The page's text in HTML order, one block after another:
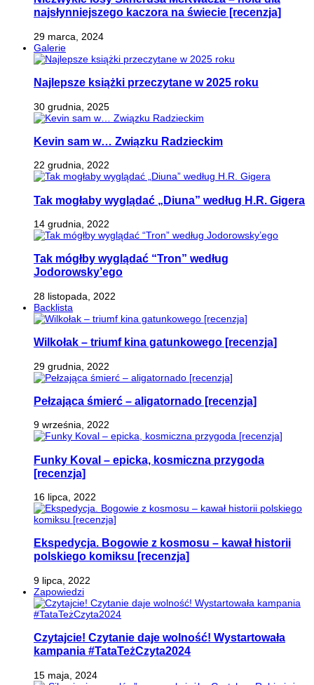
najsłynniejszego kaczora na świecie [recenzja]
29 marca, 2024
Galerie
Najlepsze książki przeczytane w 2025 roku
30 grudnia, 2025
Kevin sam w… Związku Radzieckim
22 grudnia, 2022
Tak mogłaby wyglądać „Diuna” według H.R. Gigera
14 grudnia, 2022
Tak mógłby wyglądać “Tron” według
Jodorowsky’ego
28 listopada, 2022
Backlista
Wilkołak – triumf kina gatunkowego [recenzja]
29 grudnia, 2022
Pełzająca śmierć – aligatornado [recenzja]
9 września, 2022
Funky Koval – epicka, kosmiczna przygoda
[recenzja]
16 lipca, 2022
Ekspedycja. Bogowie z kosmosu – kawał historii
polskiego komiksu [recenzja]
9 lipca, 2022
Zapowiedzi
Czytajcie! Czytanie daje wolność! Wystartowała
kampania #TataTeżCzyta2024
15 maja, 2024